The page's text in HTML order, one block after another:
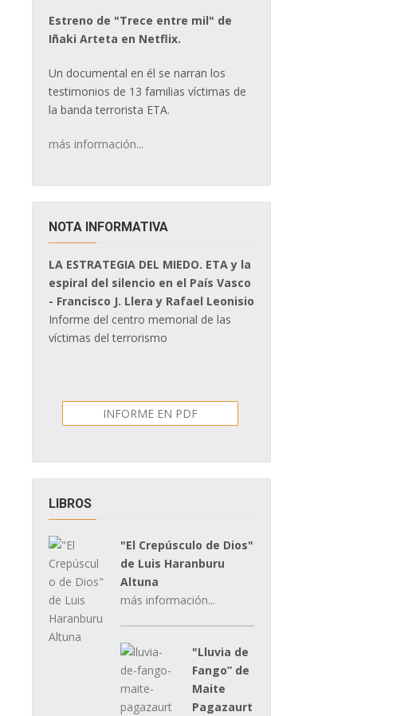
Estreno de "Trece entre mil" de
Iñaki Arteta en Netflix.
Un documental en él se narran los
testimonios de 13 familias víctimas de
la banda terrorista ETA.
más información...
NOTA INFORMATIVA
LA ESTRATEGIA DEL MIEDO. ETA y la
espiral del silencio en el País Vasco
- Francisco J. Llera y Rafael Leonisio
Informe del centro memorial de las
víctimas del terrorismo
INFORME EN PDF
LIBROS
"El Crepúsculo de Dios"
de Luis Haranburu
Altuna
más información...
"Lluvia de
Fango” de
Maite
Pagazaurt